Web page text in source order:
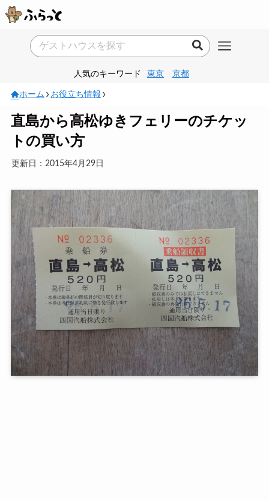
人気のキーワード 東京 京都
ホーム お役立ち情報
直島から高松ゆきフェリーのチケッ
トの買い方
更新日：2015年4月29日